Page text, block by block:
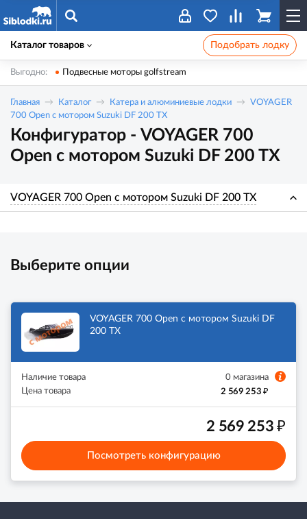
Каталог товаров Подобрать лодку
Выгодно: Подвесные моторы golfstream
Главная Каталог Катера и алюминиевые лодки
VOYAGER
700 Open с мотором Suzuki DF 200 TX
Конфигуратор - VOYAGER 700
Open с мотором Suzuki DF 200 TX
VOYAGER 700 Open с мотором Suzuki DF 200 TX
Выберите опции
VOYAGER 700 Open с мотором Suzuki DF
200 TX
Наличие товара
0 магазина
Цена товара
2 569 253₽
2 569 253₽
Посмотреть конфигурацию